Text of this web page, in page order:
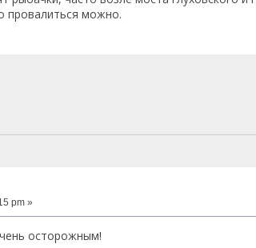
провалиться можно.
pm »
осторожным!